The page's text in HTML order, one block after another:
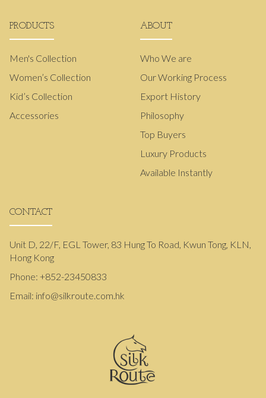
PRODUCTS
Men's Collection
Women’s Collection
Kid’s Collection
Accessories
ABOUT
Who We are
Our Working Process
Export History
Philosophy
Top Buyers
Luxury Products
Available Instantly
CONTACT
Unit D, 22/F, EGL Tower, 83 Hung To Road, Kwun Tong, KLN,
Hong Kong
Phone: +852-23450833
Email: info@silkroute.com.hk